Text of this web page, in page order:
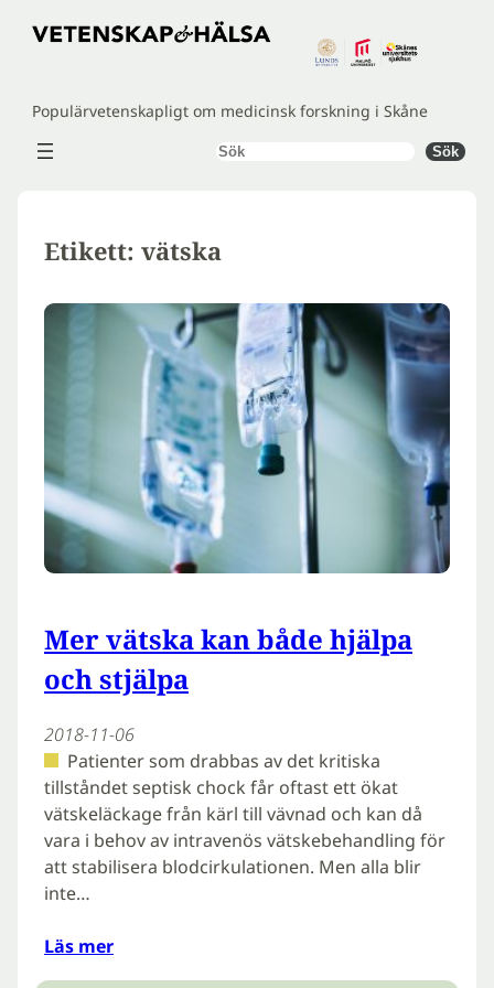
Hoppa
Populärvetenskapligt om medicinsk forskning i Skåne
Sök Sök
Etikett: vätska
Mer vätska kan både hjälpa
och stjälpa
2018-11-06
Patienter som drabbas av det kritiska
tillståndet septisk chock får oftast ett ökat
vätskeläckage från kärl till vävnad och kan då
vara i behov av intravenös vätskebehandling för
att stabilisera blodcirkulationen. Men alla blir
inte…
Läs mer